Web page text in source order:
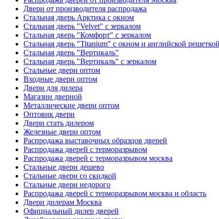
Двери от производителя распродажа
Стальная дверь Арктика с окном
Стальная дверь "Velvet" с зеркалом
Стальная дверь "Комфорт" с зеркалом
Стальная дверь "Titanium" с окном и английской
Стальная дверь "Вертикаль"
Стальная дверь "Вертикаль" с зеркалом
Стальные двери оптом
Входные двери оптом
Двери для дилера
Магазин дверной
Металлические двери оптом
Оптовик двери
Двери стать дилером
Железные двери оптом
Распродажа выставочных образцов дверей
Распродажа дверей с терморазрывом
Распродажа дверей с терморазрывом москва
Стальные двери дешево
Стальные двери со скидкой
Стальные двери недорого
Распродажа дверей с терморазрывом москва и область
Двери дилерам Москва
Официальный дилер дверей